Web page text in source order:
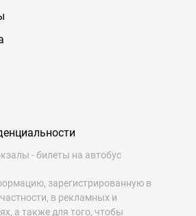
- билеты на автобус
зарегистрированную в
частности, в рекламных и
а также для того, чтобы